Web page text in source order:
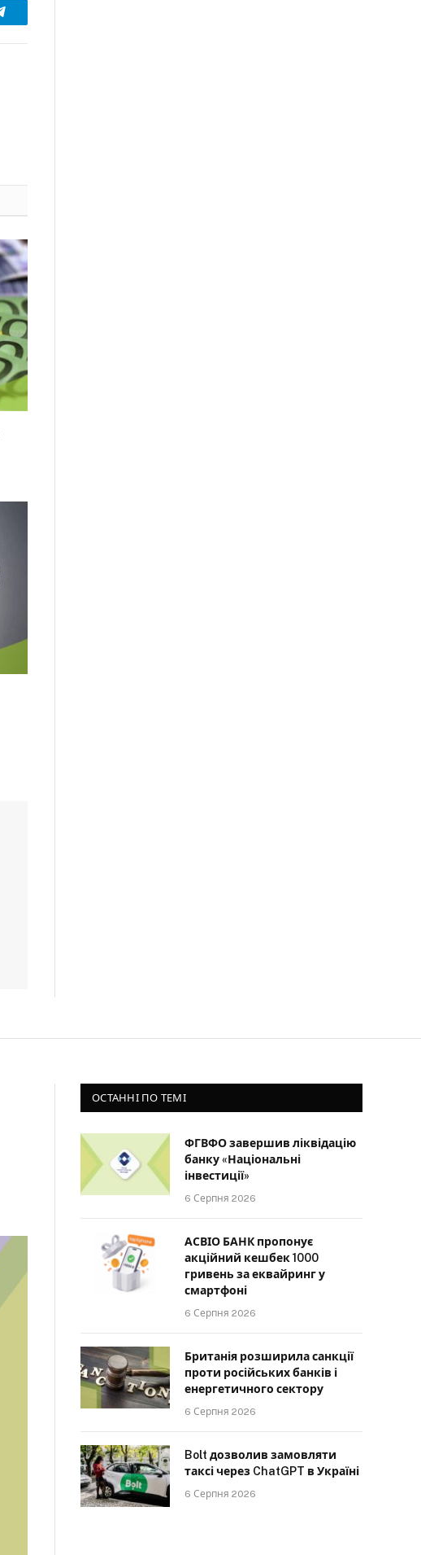
Telegram
ОСТАННІ ПО ТЕМІ
ФГВФО завершив ліквідацію
банку «Національні
інвестиції»
6 Серпня 2026
АСВІО БАНК пропонує
акційний кешбек 1000
гривень за еквайринг у
смартфоні
6 Серпня 2026
Британія розширила санкції
проти російських банків і
енергетичного сектору
6 Серпня 2026
Bolt дозволив замовляти
таксі через ChatGPT в Україні
6 Серпня 2026